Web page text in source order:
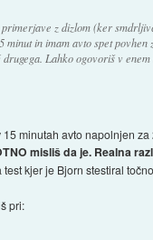
z dizlom (ker
in imam avto spet povhen
Lahko ogovoriš v
minutah avto napolnjen
misliš da je. Realna
test kjer je Bjorn stestiral
pri: